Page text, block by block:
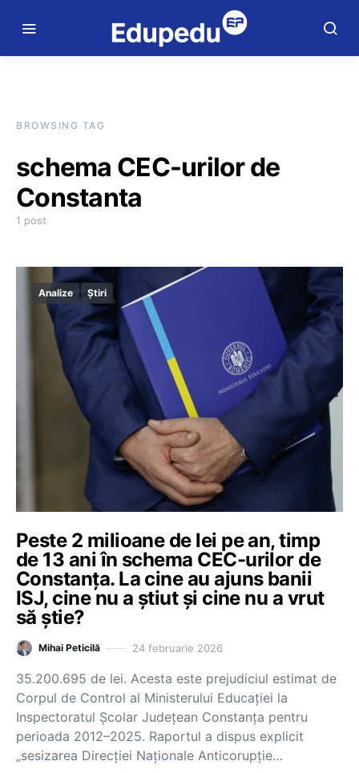
BROWSING TAG
schema CEC-urilor de
Constanta
1 post
Analize Știri
Peste 2 milioane de lei pe an, timp
de 13 ani în schema CEC-urilor de
Constanța. La cine au ajuns banii
ISJ, cine nu a știut și cine nu a vrut
să știe?
Mihai Peticilă 24 februarie 2026
35.200.695 de lei. Acesta este prejudiciul estimat de
Corpul de Control al Ministerului Educației la
Inspectoratul Școlar Județean Constanța pentru
perioada 2012–2025. Raportul a dispus explicit
„sesizarea Direcției Naționale Anticorupție…